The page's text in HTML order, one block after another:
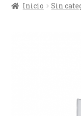
Inicio Sin